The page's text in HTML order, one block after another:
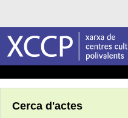
Cerca d'actes